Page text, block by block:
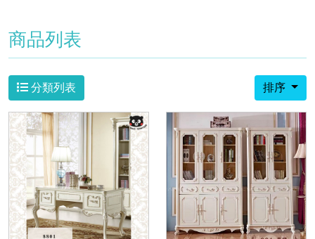
商品列表
分類列表 排序